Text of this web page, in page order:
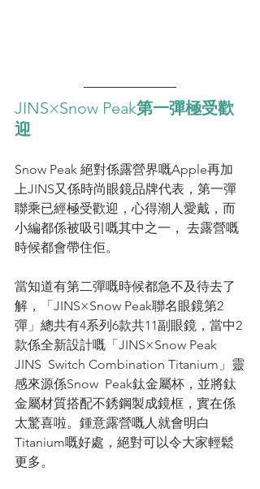
JINS×Snow Peak第一彈極受歡
迎
Snow Peak 絕對係露營界嘅Apple再加
上JINS又係時尚眼鏡品牌代表，第一彈
聯乘已經極受歡迎，心得潮人愛戴，而
小編都係被吸引嘅其中之一， 去露營嘅
時候都會帶住佢。
當知道有第二彈嘅時候都急不及待去了
解，「JINS×Snow Peak聯名眼鏡第2
彈」總共有4系列6款共11副眼鏡，當中2
款係全新設計嘅「JINS×Snow Peak
JINS  Switch Combination Titanium」靈
感來源係Snow  Peak鈦金屬杯，並將鈦
金屬材質搭配不銹鋼製成鏡框，實在係
太驚喜啦。鍾意露營嘅人就會明白
Titanium嘅好處，絕對可以令大家輕鬆
更多。